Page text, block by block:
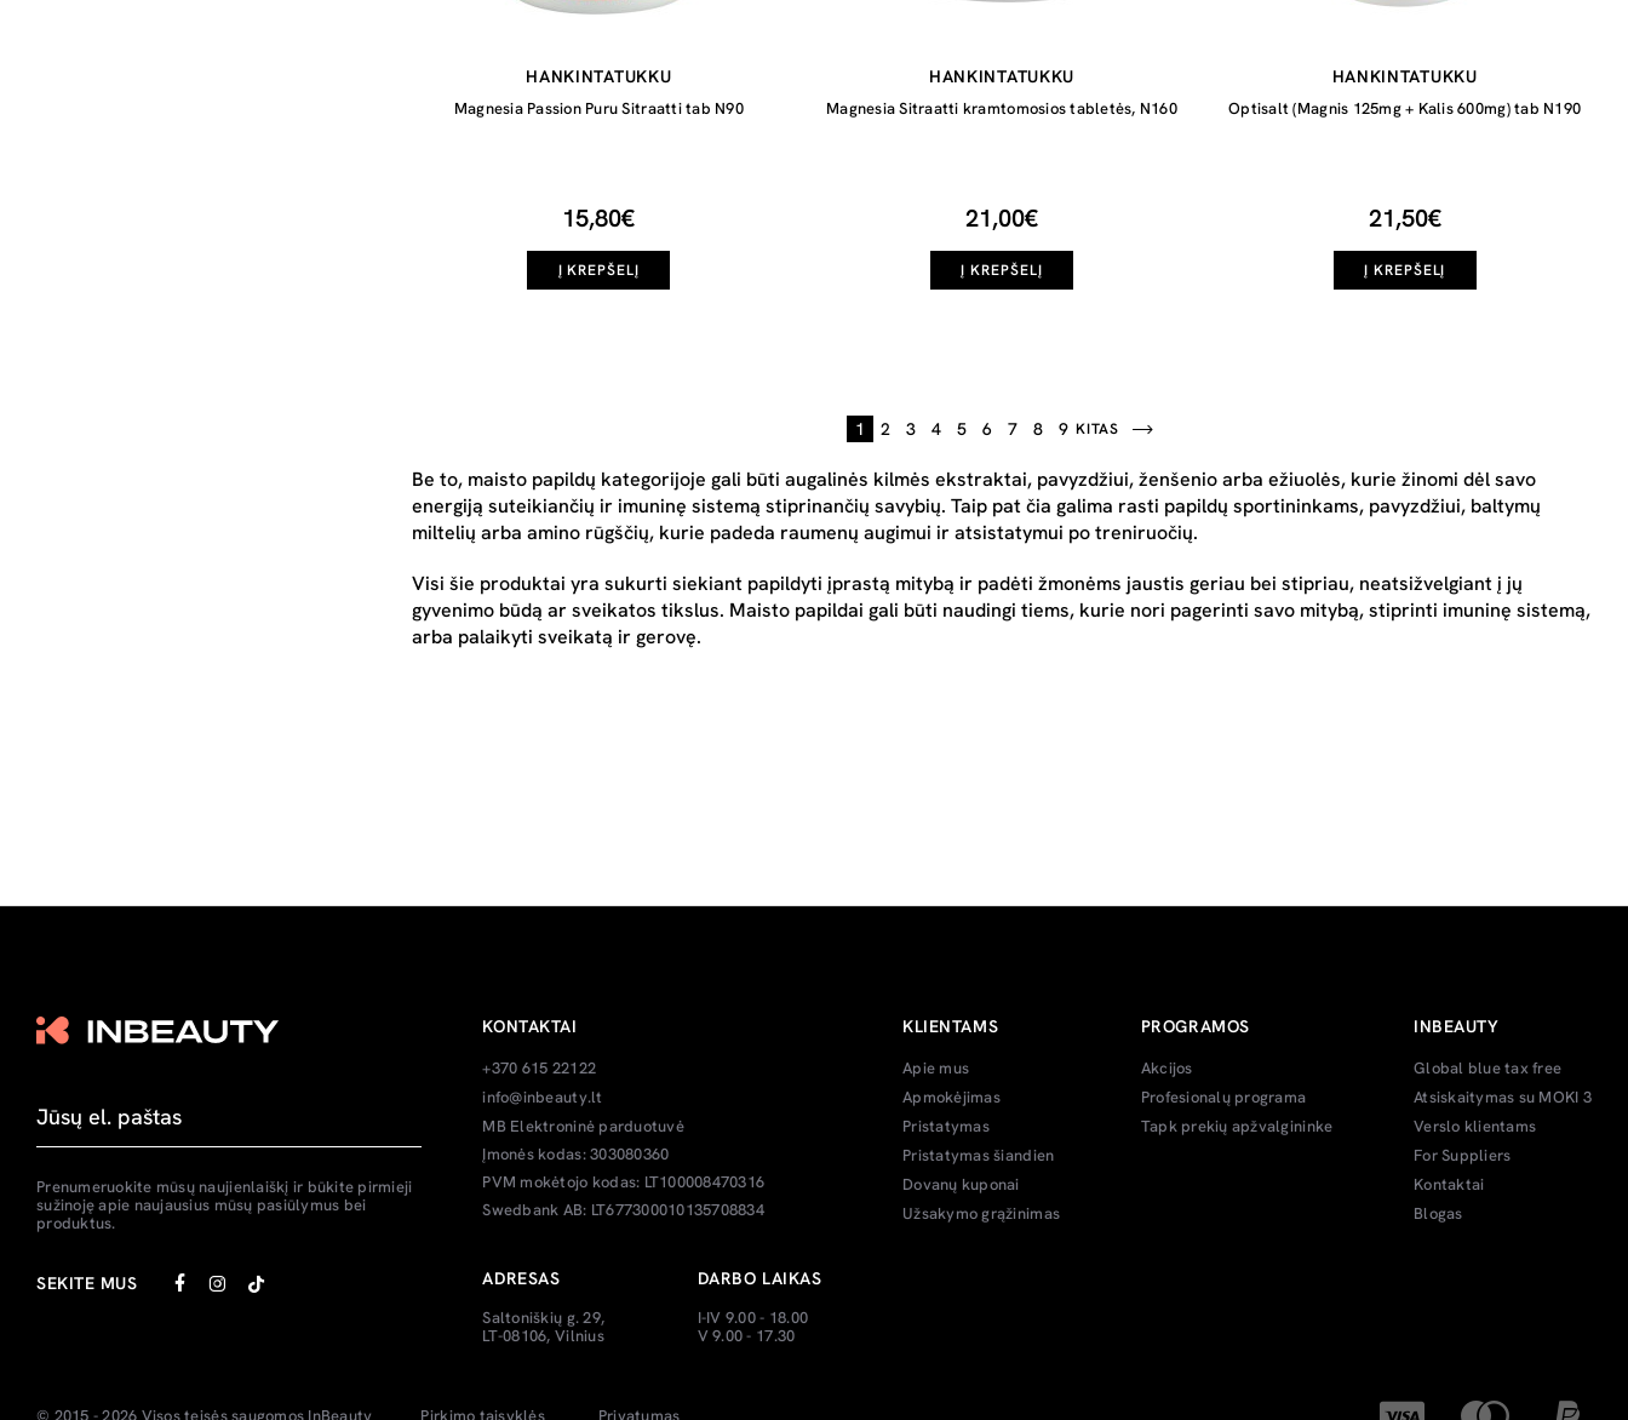
HANKINTATUKKU
Magnesia Passion Puru Sitraatti tab N90
15,80€
Į KREPŠELĮ
HANKINTATUKKU
Magnesia Sitraatti kramtomosios tabletės, N160
21,00€
Į KREPŠELĮ
HANKINTATUKKU
Optisalt (Magnis 125mg + Kalis 600mg) tab N190
21,50€
Į KREPŠELĮ
1 2 3 4 5 6 7 8 9 KITAS
Be to, maisto papildų kategorijoje gali būti augalinės kilmės ekstraktai, pavyzdžiui, ženšenio arba ežiuolės, kurie žinomi dėl savo
energiją suteikiančių ir imuninę sistemą stiprinančių savybių. Taip pat čia galima rasti papildų sportininkams, pavyzdžiui, baltymų
miltelių arba amino rūgščių, kurie padeda raumenų augimui ir atsistatymui po treniruočių.
Visi šie produktai yra sukurti siekiant papildyti įprastą mitybą ir padėti žmonėms jaustis geriau bei stipriau, neatsižvelgiant į jų
gyvenimo būdą ar sveikatos tikslus. Maisto papildai gali būti naudingi tiems, kurie nori pagerinti savo mitybą, stiprinti imuninę sistemą,
arba palaikyti sveikatą ir gerovę.
Prenumeruokite mūsų naujienlaiškį ir būkite pirmieji
sužinoję apie naujausius mūsų pasiūlymus bei
produktus.
SEKITE MUS
KONTAKTAI
+370 615 22122
info@inbeauty.lt
MB Elektroninė parduotuvė
Įmonės kodas: 303080360
PVM mokėtojo kodas: LT100008470316
Swedbank AB: LT677300010135708834
ADRESAS
Saltoniškių g. 29,
LT-08106, Vilnius
DARBO LAIKAS
I-IV 9.00 - 18.00
V 9.00 - 17.30
KLIENTAMS
Apie mus
Apmokėjimas
Pristatymas
Pristatymas šiandien
Dovanų kuponai
Užsakymo grąžinimas
PROGRAMOS
Akcijos
Profesionalų programa
Tapk prekių apžvalgininke
INBEAUTY
Global blue tax free
Atsiskaitymas su MOKI 3
Verslo klientams
For Suppliers
Kontaktai
Blogas
© 2015 - 2026 Visos teisės saugomos InBeauty Pirkimo taisyklės Privatumas